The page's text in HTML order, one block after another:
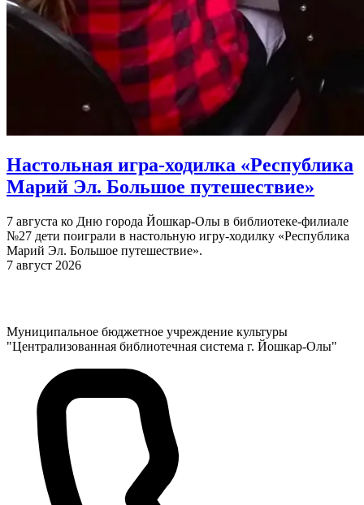
Настольная игра-ходилка «Республика
Марий Эл. Большое путешествие»
7 августа ко Дню города Йошкар-Олы в библиотеке-филиале
№27 дети поиграли в настольную игру-ходилку «Республика
Марий Эл. Большое путешествие».
7 август 2026
Муниципальное бюджетное учреждение культуры
"Централизованная библиотечная система г. Йошкар-Олы"